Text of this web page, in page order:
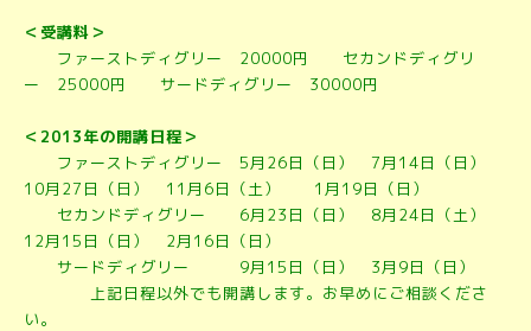
＜受講料＞
ファーストディグリー 20000円 セカンドディグリ
ー 25000円 サードディグリー 30000円
＜2013年の開講日程＞
ファーストディグリー 5月26日（日） 7月14日（日）
10月27日（日） 11月6日（土） 1月19日（日）
セカンドディグリー 6月23日（日） 8月24日（土）
12月15日（日） 2月16日（日）
サードディグリー 9月15日（日） 3月9日（日）
上記日程以外でも開講します。お早めにご相談くださ
い。